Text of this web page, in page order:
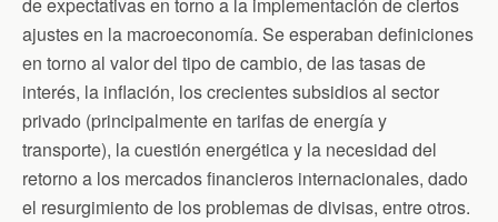
ajustes en la macroeconomía. Se esperaban definiciones
en torno al valor del tipo de cambio, de las tasas de
interés, la inflación, los crecientes subsidios al sector
privado (principalmente en tarifas de energía y
transporte), la cuestión energética y la necesidad del
retorno a los mercados financieros internacionales, dado
el resurgimiento de los problemas de divisas, entre otros.